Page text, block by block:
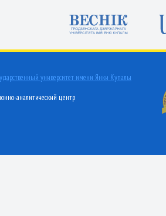
университет имени Янки Купалы
аналитический центр